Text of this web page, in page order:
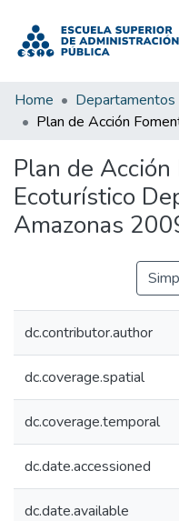
Home Departamentos
Plan de
Ecoturístico
Amazonas
dc.contributor.author
dc.coverage.spatial
dc.coverage.temporal
dc.date.accessioned
dc.date.available